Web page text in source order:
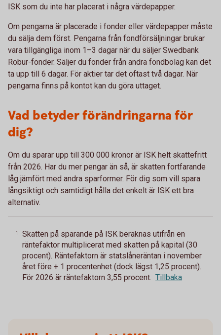
ISK som du inte har placerat i några värdepapper.
Om pengarna är placerade i fonder eller värdepapper måste
du sälja dem först. Pengarna från fondförsäljningar brukar
vara tillgängliga inom 1–3 dagar när du säljer Swedbank
Robur-fonder. Säljer du fonder från andra fondbolag kan det
ta upp till 6 dagar. För aktier tar det oftast två dagar. När
pengarna finns på kontot kan du göra uttaget.
Vad betyder förändringarna för
dig?
Om du sparar upp till 300 000 kronor är ISK helt skattefritt
från 2026. Har du mer pengar än så, är skatten fortfarande
låg jämfört med andra sparformer. För dig som vill spara
långsiktigt och samtidigt hålla det enkelt är ISK ett bra
alternativ.
1
Skatten på sparande på ISK beräknas utifrån en
räntefaktor multiplicerat med skatten på kapital (30
procent). Räntefaktorn är statslåneräntan i november
året före + 1 procentenhet (dock lägst 1,25 procent).
För 2026 är räntefaktorn 3,55 procent. Tillbaka